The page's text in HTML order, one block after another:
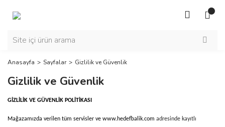
Anasayfa Sayfalar Gizlilik ve Güvenlik
Gizlilik ve Güvenlik
GİZLİLİK VE GÜVENLİK POLİTİKASI
Mağazamızda verilen tüm servisler ve www.hedefbalik.com adresinde kayıtlı